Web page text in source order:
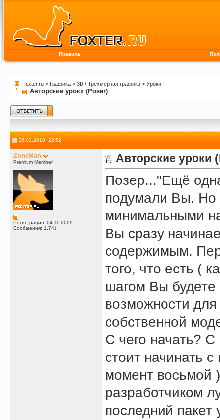
Правила
Foxter.ru > Графика > 3D / Трехмерная графика > Уроки
Авторские уроки (Poser)
26.02.2010, 22:52
ZoneMan
Premium Member
Регистрация: 04.11.2009
Сообщения: 1,741
Авторские уроки
Позер..."Ещё
подумали Вы. Но
минимальными
Вы сразу
содержимым.
того, что есть (
шагом Вы будете
возможности
собственной
С чего начать?
стоит начинать
момент восьмой
разработчиком
последний